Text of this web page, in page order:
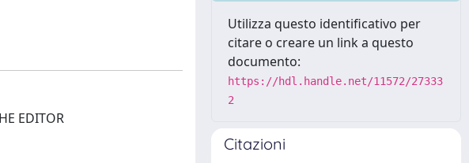
EDITOR
Utilizza questo identificativo per
citare o creare un link a questo
documento:
https://hdl.handle.net/11572/27333
2
Citazioni